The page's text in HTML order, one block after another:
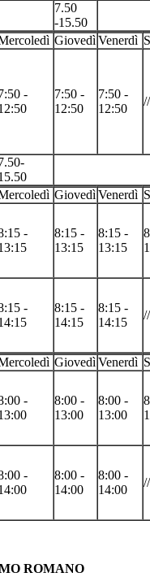
7.50
-15.50
GiovedìVenerdì
-
7:50 -
12:50
7:50 -
12:50
//
GiovedìVenerdì
-
8:15 -
13:15
8:15 -
13:15
-
8:15 -
14:15
8:15 -
14:15
//
GiovedìVenerdì
-
8:00 -
13:00
8:00 -
13:00
-
8:00 -
14:00
8:00 -
14:00
//
ROMANO